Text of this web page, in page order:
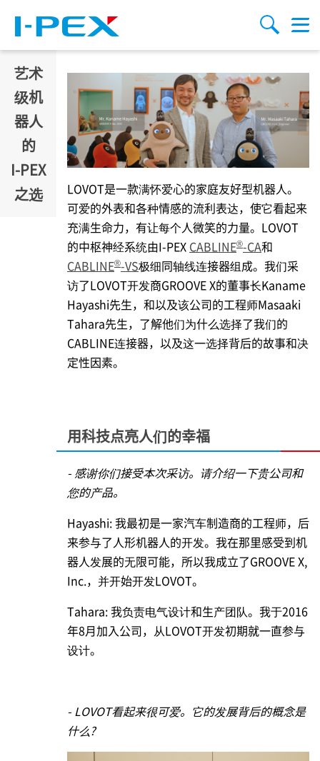
搜索
Menu
艺术
级机
器人
的
I-PEX
之选
LOVOT是一款满怀爱心的家庭友好型机器人。
可爱的外表和各种情感的流利表达，使它看起来
充满生命力，有让每个人微笑的力量。LOVOT
的中枢神经系统由I-PEX CABLINE®-CA和
CABLINE®-VS极细同轴线连接器组成。我们采
访了LOVOT开发商GROOVE X的董事长Kaname
Hayashi先生，和以及该公司的工程师Masaaki
Tahara先生，了解他们为什么选择了我们的
CABLINE连接器，以及这一选择背后的故事和决
定性因素。
用科技点亮人们的幸福
- 感谢你们接受本次采访。请介绍一下贵公司和
您的产品。
Hayashi: 我最初是一家汽车制造商的工程师，后
来参与了人形机器人的开发。我在那里感受到机
器人发展的无限可能，所以我成立了GROOVE X,
Inc.，并开始开发LOVOT。
Tahara: 我负责电气设计和生产团队。我于2016
年8月加入公司，从LOVOT开发初期就一直参与
设计。
- LOVOT看起来很可爱。它的发展背后的概念是
什么?